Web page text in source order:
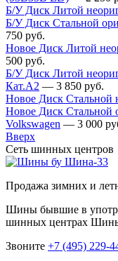
Б/У Диск Литой
Б/У Диск Стальной
750 руб.
Новое Диск Литой
500 руб.
Б/У Диск Литой
Кат.А2 — 3 850 руб.
Новое Диск Стальной
Новое Диск Стальной
Volkswagen — 3 000
Вверх
Сеть шинных центров
Шина-33
Продажа зимних и
Шины бывшие в
шинных центрах
Звоните +7 (495) 229-